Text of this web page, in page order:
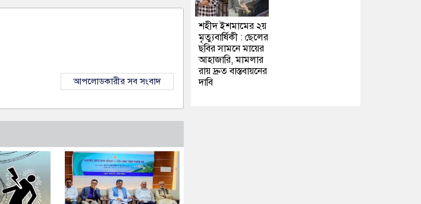
আপলোডকারীর সব সংবাদ
শহীদ ইশমামের ২য়
মৃত্যুবার্ষিকী : ছেলের
ছবির সামনে মায়ের
আহাজারি, মামলার
রায় দ্রুত বাস্তবায়নের
দাবি